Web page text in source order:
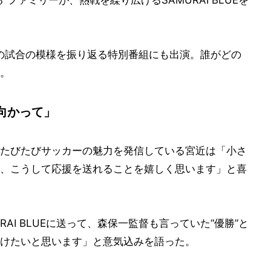
合の模様を振り返る特別番組にも出演。誰がどの
って」
びたびサッカーの魅力を発信している宮近は「小さ
こうして応援を送れることを嬉しく思います」と喜
BLUEに送って、森保一監督も言っていた“優勝”と
たいと思います」と意気込みを語った。